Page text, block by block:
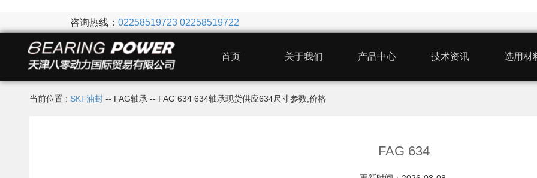
咨询热线： 02258519723 02258519722
首页 关于我们 产品中心 技术资讯 选用材
当前位置 : SKF油封-- FAG轴承 -- FAG 634 634轴承现货供应634尺寸参数,价格
FAG 634